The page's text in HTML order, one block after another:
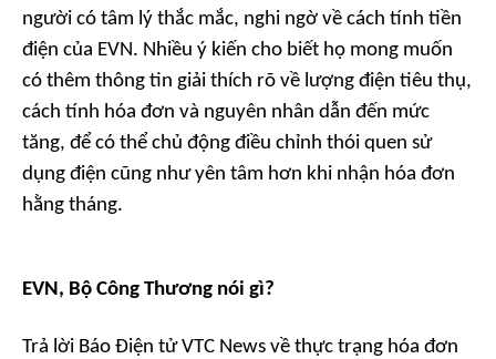
người có tâm lý thắc mắc, nghi ngờ về cách tính tiền
điện của EVN. Nhiều ý kiến cho biết họ mong muốn
có thêm thông tin giải thích rõ về lượng điện tiêu thụ,
cách tính hóa đơn và nguyên nhân dẫn đến mức
tăng, để có thể chủ động điều chỉnh thói quen sử
dụng điện cũng như yên tâm hơn khi nhận hóa đơn
hằng tháng.
EVN, Bộ Công Thương nói gì?
Trả lời Báo Điện tử VTC News về thực trạng hóa đơn